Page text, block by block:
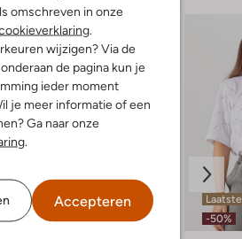
omschreven in onze
wijzigen? Via de
de pagina kun je
ieder moment
je meer informatie of een
Ga naar onze
Accepteren
Laatste maten
-60%
-50%